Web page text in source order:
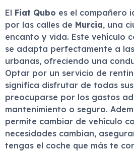
El Fiat Qubo es el compañero
por las calles de Murcia, una
encanto y vida. Este vehículo
se adapta perfectamente a
urbanas, ofreciendo una
Optar por un servicio de
significa disfrutar de todas
preocuparse por los gastos
mantenimiento o seguro.
permite cambiar de vehículo
necesidades cambian,
tengas el coche que más te